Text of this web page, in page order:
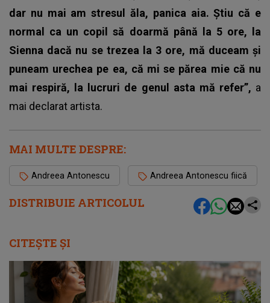
DISTRIBUIE ARTICOLUL
dar nu mai am stresul ăla, panica aia. Știu că e
normal ca un copil să doarmă până la 5 ore, la
Sienna dacă nu se trezea la 3 ore, mă duceam și
puneam urechea pe ea, că mi se părea mie că nu
mai respiră, la lucruri de genul asta mă refer”, a
mai declarat artista.
MAI MULTE DESPRE:
Andreea Antonescu Andreea Antonescu fiică
CITEȘTE ȘI